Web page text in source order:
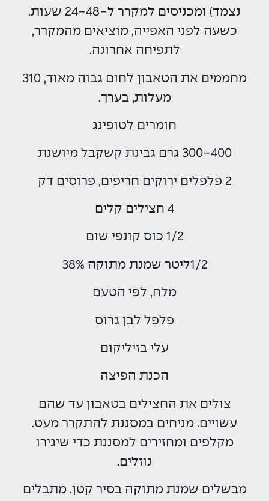
נצמד) ומכניסים למקרר ל-24-48 שעות.
כשעה לפני האפייה, מוציאים מהמקרר,
לתפיחה אחרונה.
מחממים את הטאבון לחום גבוה מאוד, 310
מעלות, בערך.
חומרים לטופינג
300-400 גרם גבינת קשקבל מיושנת
2 פלפלים ירוקים חריפים, פרוסים דק
4 חצילים קלים
1/2 כוס קונפי שום
1/2ליטר שמנת מתוקה 38%
מלח, לפי הטעם
פלפל לבן גרוס
עלי בזיליקום
הכנת הפיצה
צולים את החצילים בטאבון עד שהם
עשויים. מניחים במסננת להתקרר מעט.
מקלפים ומחזירים למסננת כדי שיגירו
נוזלים.
מבשלים שמנת מתוקה בסיר קטן. מתבלים